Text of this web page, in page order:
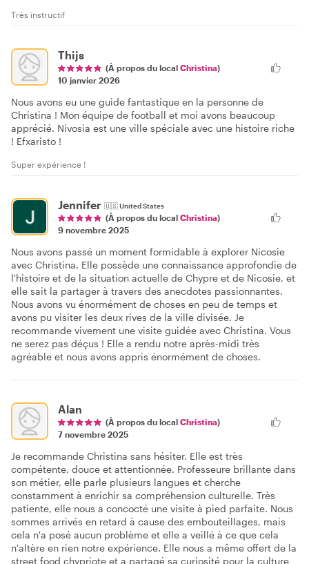
Très instructif
Thijs
(À propos du local Christina)
10 janvier 2026
Nous avons eu une guide fantastique en la personne de
Christina ! Mon équipe de football et moi avons beaucoup
apprécié. Nivosia est une ville spéciale avec une histoire riche
! Efxaristo !
Super expérience !
Jennifer 🇺🇸United States
(À propos du local Christina)
9 novembre 2025
Nous avons passé un moment formidable à explorer Nicosie
avec Christina. Elle possède une connaissance approfondie de
l'histoire et de la situation actuelle de Chypre et de Nicosie, et
elle sait la partager à travers des anecdotes passionnantes.
Nous avons vu énormément de choses en peu de temps et
avons pu visiter les deux rives de la ville divisée. Je
recommande vivement une visite guidée avec Christina. Vous
ne serez pas déçus ! Elle a rendu notre après-midi très
agréable et nous avons appris énormément de choses.
Alan
(À propos du local Christina)
7 novembre 2025
Je recommande Christina sans hésiter. Elle est très
compétente, douce et attentionnée. Professeure brillante dans
son métier, elle parle plusieurs langues et cherche
constamment à enrichir sa compréhension culturelle. Très
patiente, elle nous a concocté une visite à pied parfaite. Nous
sommes arrivés en retard à cause des embouteillages, mais
cela n'a posé aucun problème et elle a veillé à ce que cela
n'altère en rien notre expérience. Elle nous a même offert de la
street food chypriote et a partagé sa curiosité pour la culture